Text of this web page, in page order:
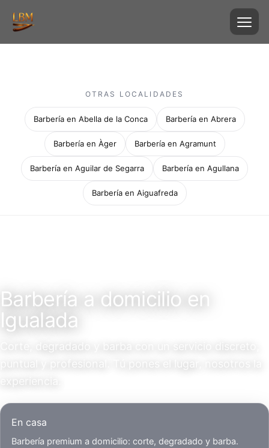
OTRAS LOCALIDADES
Barbería en Abella de la Conca Barbería en Abrera
Barbería en Àger Barbería en Agramunt
Barbería en Aguilar de Segarra Barbería en Agullana
Barbería en Aiguafreda
Barbería a domicilio en
Igualada
Corte, degradado y barba con un servicio discreto,
puntual y profesional. Tú pones el lugar, nosotros la
En casa
Barbería premium a domicilio: corte, degradado y barba.